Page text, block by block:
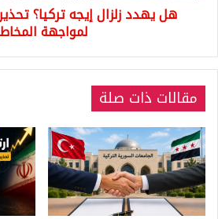
المخاطرهل يهدد زلزال إيجه تركيا؟
لمواجهة
مقالات ذات صلة